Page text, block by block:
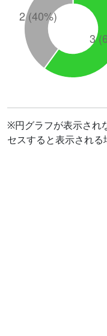
※円グラフが表示され
セスすると表示される